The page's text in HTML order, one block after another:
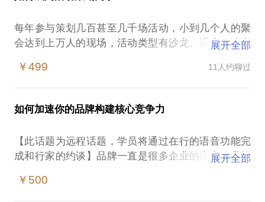
CO-BRAND品牌共同创造的可能性与实践分享，如何
创造一个用户喜欢的品牌，同时让用户有归属感
用户运营不为人知的小故事……
的时间里，我坚持移动办公、与全球各地有趣的人类
同人的生活方式，我开始研究群体行为与群体智慧、
社会运动、社会结构……在2年半的时间里，我开始了
各种各样的实验，通过众筹、众包、社群、互联网协
断进行着创造，通过互联网与社区其他成员进行协
创意加速空间，成立了梦想基金，成立了自由人基
金，希望帮助更多年轻人实现自己的梦想。我们做了
非常多的新模式，比如一周的时间，草莓社区成员一
起众筹了一个大理的民宿客栈；一群原本陌生的人在3
每年参与策划几百甚至几千场活动，小到几个人的聚
会达到上万人的现场，活动类型有沙龙、讲座、读书
艺术等，印象中开始第一场活动是在2010年，那时候
人”对那些“满怀创意，同时将各种有趣的想法通过不
同类型的活动完整执行的人“的全新称呼，希望唤醒每
是实现自己的想法~我们相信用不了多久的时间，在
中国的大地上会诞生成千上万的”活动策展人“——他
们中可能有正常上班的普通职员、在校大学生、全职
展开全部
￥499 11人约聊过
如何加速你的品牌构建核心竞争力
【此话题为远程话题，学员将通过在行的语音功能完
成和行家的约谈】品牌一直是很多企业的痛点，品牌
何全面的提升。品牌不仅仅是LOGO、也不是升级一
展开全部
￥500